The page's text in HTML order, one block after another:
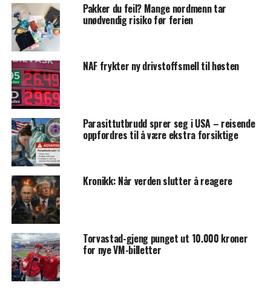
Pakker du feil? Mange nordmenn tar
unødvendig risiko før ferien
NAF frykter ny drivstoffsmell til høsten
Parasittutbrudd sprer seg i USA – reisende
oppfordres til å være ekstra forsiktige
Kronikk: Når verden slutter å reagere
Torvastad-gjeng punget ut 10.000 kroner
for nye VM-billetter